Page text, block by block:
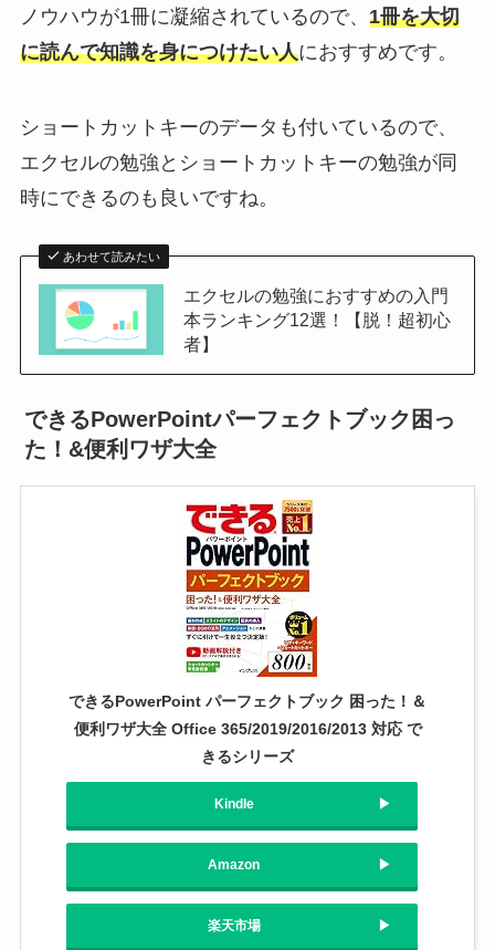
ノウハウが1冊に凝縮されているので、 1冊を大切
に読んで知識を身につけたい人におすすめです。
ショートカットキーのデータも付いているので、
エクセルの勉強とショートカットキーの勉強が同
時にできるのも良いですね。
あわせて読みたい
エクセルの勉強におすすめの入門
本ランキング12選！【脱！超初心
者】
できるPowerPointパーフェクトブック困っ
た！&便利ワザ大全
できるPowerPoint パーフェクトブック 困った！＆
便利ワザ大全 Office 365/2019/2016/2013 対応 で
きるシリーズ
Kindle
Amazon
楽天市場